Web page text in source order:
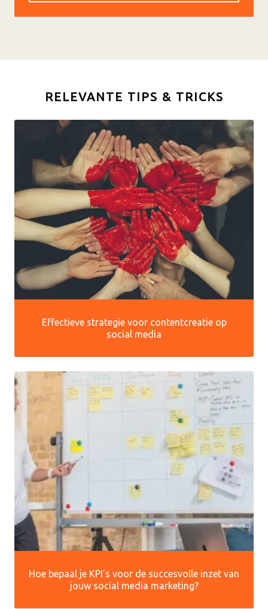
RELEVANTE TIPS & TRICKS
Effectieve strategie voor contentcreatie op
social media
Hoe bepaal je KPI’s voor de succesvolle inzet van
jouw social media marketing?